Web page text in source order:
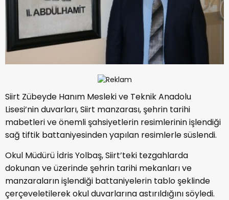
Siirt Zübeyde Hanım Mesleki ve Teknik Anadolu
Lisesi’nin duvarları, Siirt manzarası, şehrin tarihi
mabetleri ve önemli şahsiyetlerin resimlerinin işlendiği
sağ tiftik battaniyesinden yapılan resimlerle süslendi.
Okul Müdürü İdris Yolbaş, Siirt’teki tezgahlarda
dokunan ve üzerinde şehrin tarihi mekanları ve
manzaraların işlendiği battaniyelerin tablo şeklinde
çerçeveletilerek okul duvarlarına astırıldığını söyledi.